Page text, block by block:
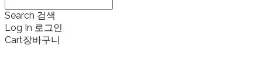
Search 검색
Log In 로그인
Cart장바구니